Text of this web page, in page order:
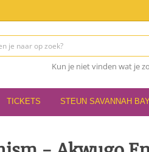
Kun je niet vinden wat je
TICKETS STEUN SAVANNAH BAY